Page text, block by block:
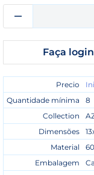
Faça
Precio
Quantidade mínima
8
Collection
Dimensões
Material
Embalagem